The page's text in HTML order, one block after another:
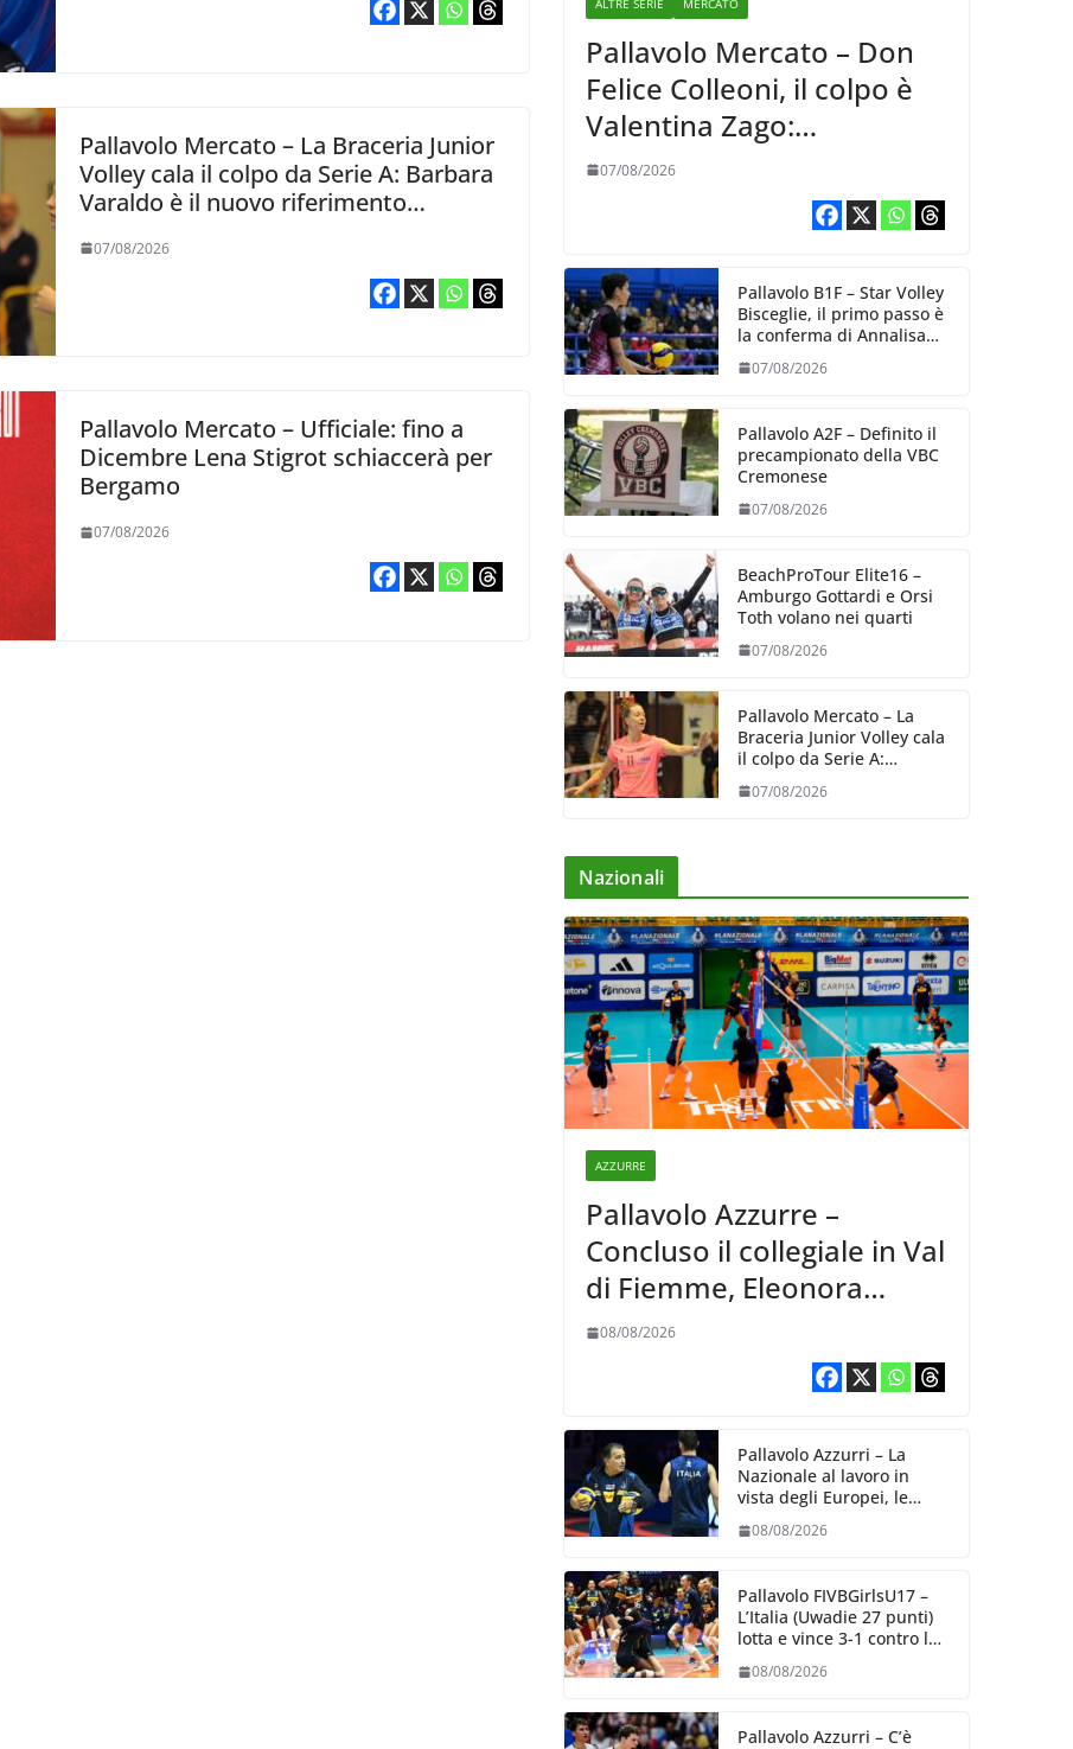
Pallavolo Mercato – La Braceria Junior
Volley cala il colpo da Serie A: Barbara
Varaldo è il nuovo riferimento
07/08/2026
Pallavolo Mercato – Ufficiale: fino a
Dicembre Lena Stigrot schiaccerà per
Bergamo
07/08/2026
ALTRE SERIE MERCATO
Pallavolo Mercato – Don
Felice Colleoni, il colpo è
Valentina Zago:
esperienza e oltre 5.000
punti al servizio di
07/08/2026
Pallavolo B1F – Star Volley
Bisceglie, il primo passo è
la conferma di Annalisa
Mileno
07/08/2026
Pallavolo A2F – Definito il
precampionato della VBC
Cremonese
07/08/2026
BeachProTour Elite16 –
Amburgo Gottardi e Orsi
Toth volano nei quarti
07/08/2026
Pallavolo Mercato – La
Braceria Junior Volley cala
il colpo da Serie A:
Barbara Varaldo è il nuovo
riferimento dell’attacco
07/08/2026
Nazionali
AZZURRE
Pallavolo Azzurre –
Concluso il collegiale in Val
di Fiemme, Eleonora
Fersino: “Stiamo
lavorando su quei piccoli
dettagli dove poter
migliorare”.
08/08/2026
Pallavolo Azzurri – La
Nazionale al lavoro in
vista degli Europei, le
Ferdinando De Giorgi
08/08/2026
Pallavolo FIVBGirlsU17 –
L’Italia (Uwadie 27 punti)
lotta e vince 3-1 contro la
08/08/2026
Pallavolo Azzurri – C’è